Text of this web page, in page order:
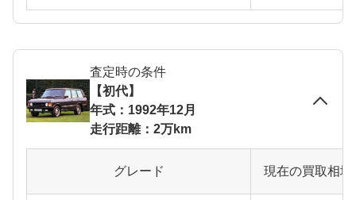
査定時の条件
【初代】
年式：1992年12月
走行距離：2万km
グレード 現在の買取相